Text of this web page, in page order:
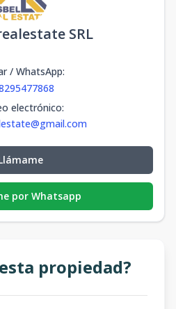
SRL
/ WhatsApp:
electrónico:
por Whatsapp
propiedad?